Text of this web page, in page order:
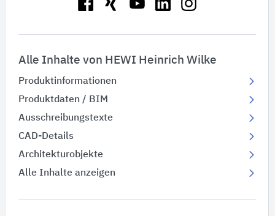
Alle Inhalte von HEWI Heinrich Wilke
Produktinformationen
Produktdaten / BIM
Ausschreibungstexte
CAD-Details
Architekturobjekte
Alle Inhalte anzeigen